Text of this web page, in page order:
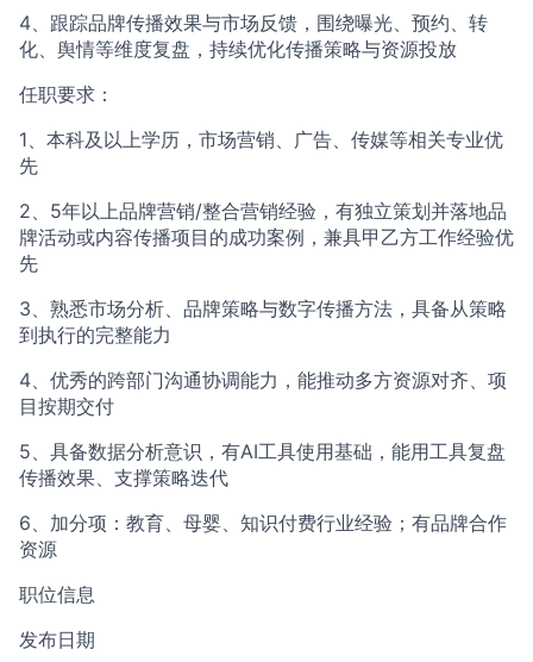
4、跟踪品牌传播效果与市场反馈，围绕曝光、预约、转
化、舆情等维度复盘，持续优化传播策略与资源投放
任职要求：
1、本科及以上学历，市场营销、广告、传媒等相关专业优
先
2、5年以上品牌营销/整合营销经验，有独立策划并落地品
牌活动或内容传播项目的成功案例，兼具甲乙方工作经验优
先
3、熟悉市场分析、品牌策略与数字传播方法，具备从策略
到执行的完整能力
4、优秀的跨部门沟通协调能力，能推动多方资源对齐、项
目按期交付
5、具备数据分析意识，有AI工具使用基础，能用工具复盘
传播效果、支撑策略迭代
6、加分项：教育、母婴、知识付费行业经验；有品牌合作
资源
职位信息
发布日期